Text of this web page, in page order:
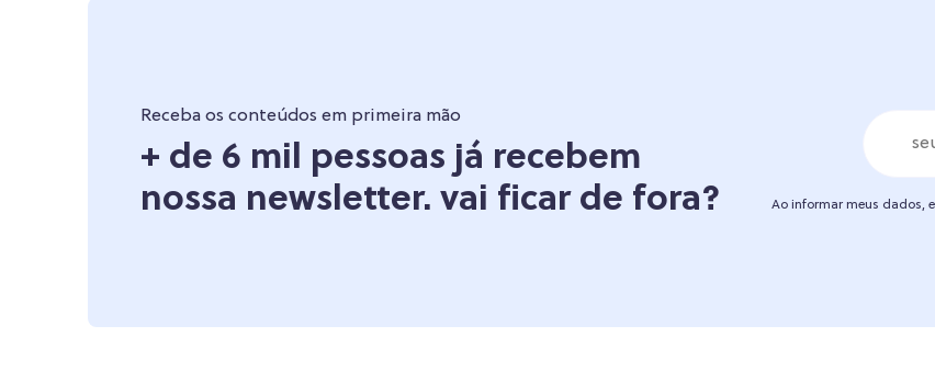
Receba os conteúdos em primeira mão
+ de 6 mil pessoas já recebem
nossa newsletter. vai ficar de fora?
Ao informar meus dados,